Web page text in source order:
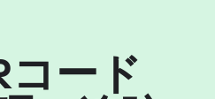
ード